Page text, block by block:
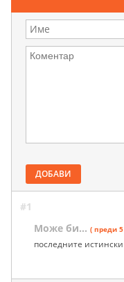
ДОБАВИ
#1
Може би... ( преди
последните